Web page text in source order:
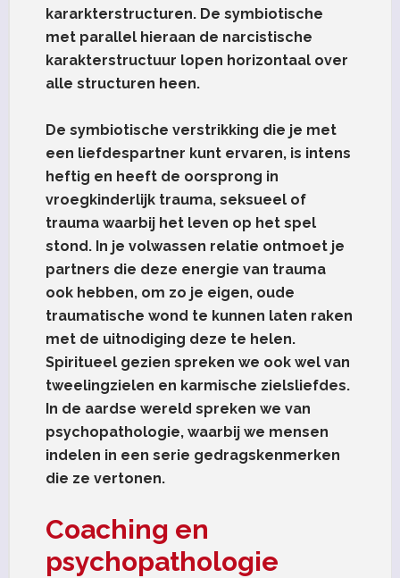
kararkterstructuren. De symbiotische
met parallel hieraan de narcistische
karakterstructuur lopen horizontaal over
alle structuren heen.
De symbiotische verstrikking die je met
een liefdespartner kunt ervaren, is intens
heftig en heeft de oorsprong in
vroegkinderlijk trauma, seksueel of
trauma waarbij het leven op het spel
stond. In je volwassen relatie ontmoet je
partners die deze energie van trauma
ook hebben, om zo je eigen, oude
traumatische wond te kunnen laten raken
met de uitnodiging deze te helen.
Spiritueel gezien spreken we ook wel van
tweelingzielen en karmische zielsliefdes.
In de aardse wereld spreken we van
psychopathologie, waarbij we mensen
indelen in een serie gedragskenmerken
die ze vertonen.
Coaching en
psychopathologie